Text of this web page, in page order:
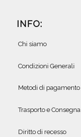
INFO:
Chi siamo
Condizioni Generali
Metodi di pagamento
Trasporto e Consegna
Diritto di recesso